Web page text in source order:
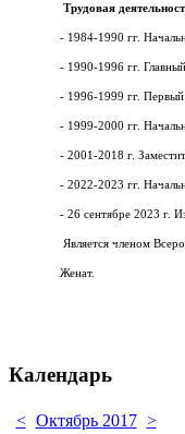
Трудовая
- 1984-1990 гг.
- 1990-1996 гг.
- 1996-1999 гг. Первый
- 1999-2000 гг.
- 2001-2018 г.
- 2022-2023 гг.
- 26 сентябре 2023 г.
Является членом
Женат.
Календарь
< Октябрь 2017 >